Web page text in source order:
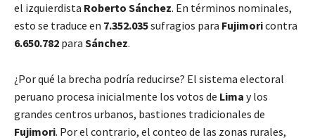
el izquierdista Roberto Sánchez. En términos nominales,
esto se traduce en 7.352.035sufragios para Fujimoricontra
6.650.782 para Sánchez.
¿Por qué la brecha podría reducirse? El sistema electoral
peruano procesa inicialmente los votos de Lima y los
grandes centros urbanos, bastiones tradicionales de
Fujimori. Por el contrario, el conteo de las zonas rurales,